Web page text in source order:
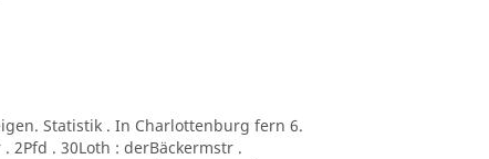
Statistik . In Charlottenburg fern 6.
2Pfd . 30Loth : derBäckermstr .